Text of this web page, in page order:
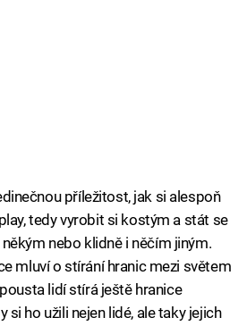
příležitost, jak si alespoň
tedy vyrobit si kostým a stát se
nebo klidně i něčím jiným.
mluví o stírání hranic mezi světem
lidí stírá ještě hranice
si ho užili nejen lidé, ale taky jejich